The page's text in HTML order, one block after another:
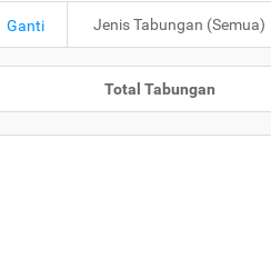
Ganti Jenis Tabungan (Semua)
Total Tabungan